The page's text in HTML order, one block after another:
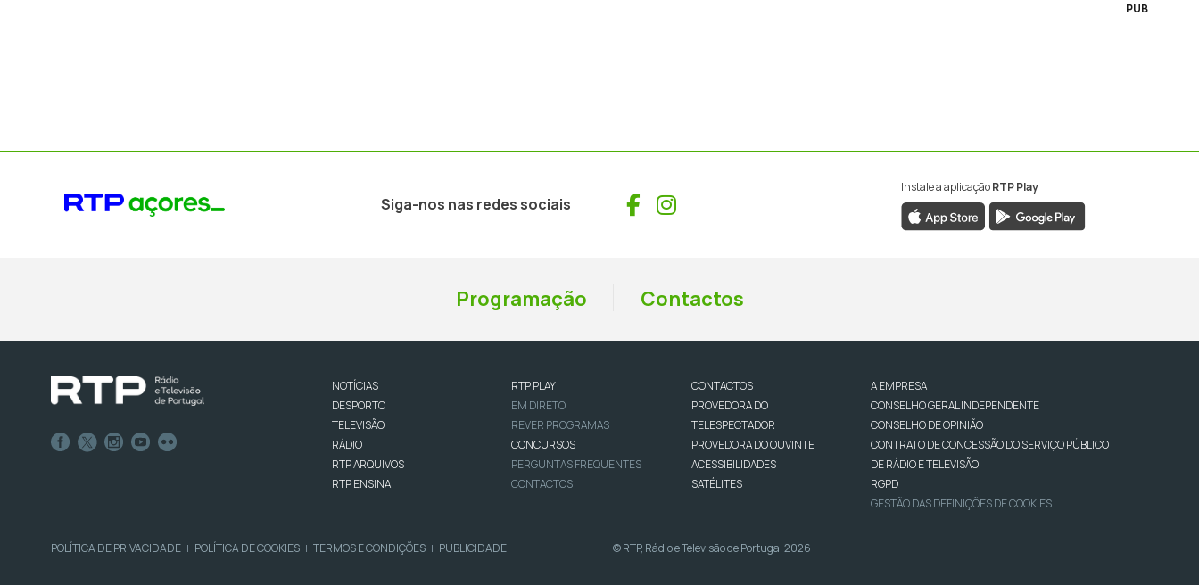
PUB
Siga-nos nas redes sociais Facebook
Instagram
Instale a aplicaçãoRTP Play
Programação Contactos
NOTÍCIAS
DESPORTO
TELEVISÃO
RÁDIO
RTP ARQUIVOS
RTP ENSINA
RTP PLAY
EM DIRETO
REVER PROGRAMAS
CONCURSOS
PERGUNTAS FREQUENTES
CONTACTOS
CONTACTOS
PROVEDORA DO
TELESPECTADOR
PROVEDORA DO OUVINTE
ACESSIBILIDADES
SATÉLITES
A EMPRESA
CONSELHO GERAL INDEPENDENTE
CONSELHO DE OPINIÃO
CONTRATO DE CONCESSÃO DO SERVIÇO PÚBLICO
DE RÁDIO E TELEVISÃO
RGPD
GESTÃO DAS DEFINIÇÕES DE COOKIES
POLÍTICA DE PRIVACIDADE | POLÍTICA DE COOKIES | TERMOS E CONDIÇÕES | PUBLICIDADE © RTP, Rádio e Televisão de Portugal 2026